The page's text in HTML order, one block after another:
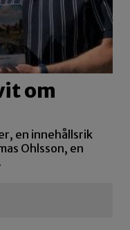
om
en innehållsrik
Ohlsson, en